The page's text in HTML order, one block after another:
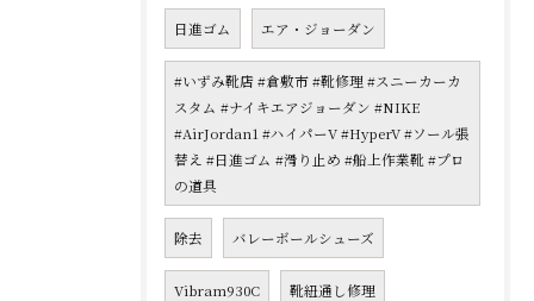
日進ゴム エア・ジョーダン
#いずみ靴店 #倉敷市 #靴修理 #スニーカーカ
スタム #ナイキエアジョーダン #NIKE
#AirJordan1 #ハイパーV #HyperV #ソール張
替え #日進ゴム #滑り止め #船上作業靴 #プロ
の道具
除去 バレーボールシューズ
Vibram930C 靴紐通し修理